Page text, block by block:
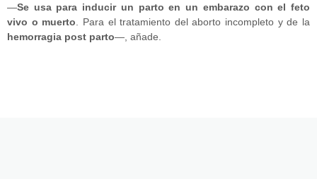
—Se usa para inducir un parto en un embarazo con el feto
vivo o muerto . Para el tratamiento del aborto incompleto y de la
hemorragia post parto—, añade.